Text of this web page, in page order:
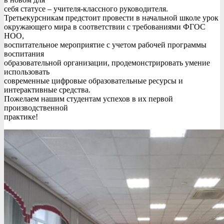
себя статусе – учителя-классного руководителя.
Третьекурсникам предстоит провести в начальной школе урок
окружающего мира в соответствии с требованиями ФГОС
НОО,
воспитательное мероприятие с учетом рабочей программы
воспитания
образовательной организации, продемонстрировать умение
использовать
современные цифровые образовательные ресурсы и
интерактивные средства.
Пожелаем нашим студентам успехов в их первой
производственной
практике!